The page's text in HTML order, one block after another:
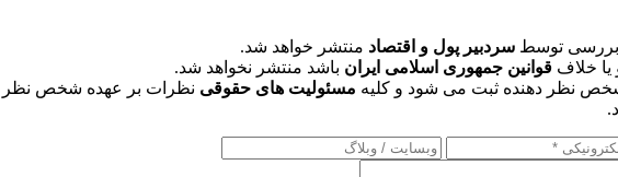
بررسی توسط سردبیر پول و اقتصاد منتشر خواهد شد.
یا خلاف قوانین جمهوری اسلامی ایران باشد منتشر نخواهد شد.
نظر دهنده ثبت می شود و کلیه مسئولیت های حقوقی نظرات بر عهده شخص نظر